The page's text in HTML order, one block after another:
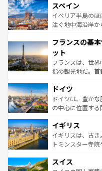
ろん、トスカーナ
景など、自然景
ピザやパスタな
ませてくれるイタ
なお、新着のイタ
しい。
スペイン
イベリア半島の
注ぐ地中海沿岸
文化が根付くこの
れる闘牛、そして
る。首都マドリ
アートに溢れた
せる。地方によ
ンテンツ一覧を参
フランスの基
ット
フランスは、世
指の観光地だ。
で、幅広い魅力
聖堂、美しいビ
から魅了する。
いる。シャンパン
香り高いラベン
らに、パリ以外
れる地方に足を運
ドイツ
ドイツは、豊か
の中心に位置す
顔を持つこの国は
ルリンの文化的
してライン川沿
は、お酒好きな人には
イギリス
イギリスは、古
トミンスター寺
リアごとに異なる
スイス